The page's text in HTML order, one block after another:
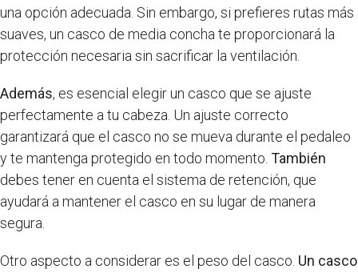
una opción adecuada. Sin embargo, si prefieres rutas más
suaves, un casco de media concha te proporcionará la
protección necesaria sin sacrificar la ventilación.
Además, es esencial elegir un casco que se ajuste
perfectamente a tu cabeza. Un ajuste correcto
garantizará que el casco no se mueva durante el pedaleo
y te mantenga protegido en todo momento. También
debes tener en cuenta el sistema de retención, que
ayudará a mantener el casco en su lugar de manera
segura.
Otro aspecto a considerar es el peso del casco. Un casco